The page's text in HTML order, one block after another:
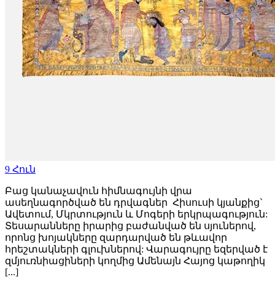
9 Հուն
Բաց կանաչավուն հիմնագույնի վրա
ասեղնագործված են դրվագներ Հիսուսի կյանքից`
Ավետում, Մկրտություն և Մոգերի երկրպագություն:
Տեսարանները իրարից բաժանված են սյուներով,
որոնց խոյակները զարդարված են թևավոր
հրեշտակների գլուխներով: Վարագույրը եզերված է
զմյուռնիացիների կողմից Ամենայն Հայոց կաթողիկ
[...]